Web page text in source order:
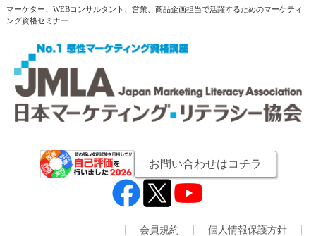
マーケター、WEBコンサルタント、営業、商品企画担当で活躍するためのマーケティ
ング資格セミナー
お問い合わせはコチラ
会員規約 個人情報保護方針